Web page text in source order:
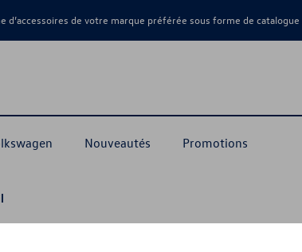
de votre marque préférée sous forme de
Nouveautés Promotions